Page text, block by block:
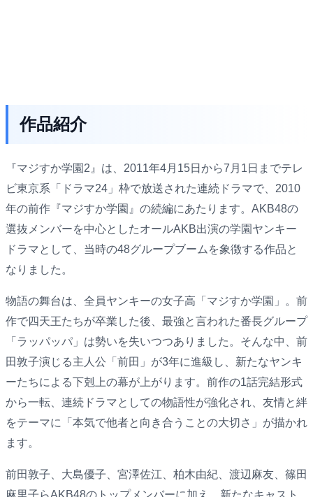
作品紹介
『マジすか学園2』は、2011年4月15日から7月1日までテレ
ビ東京系「ドラマ24」枠で放送された連続ドラマで、2010
年の前作『マジすか学園』の続編にあたります。AKB48の
選抜メンバーを中心としたオールAKB出演の学園ヤンキー
ドラマとして、当時の48グループブームを象徴する作品と
なりました。
物語の舞台は、全員ヤンキーの女子高「マジすか学園」。前
作で四天王たちが卒業した後、最強と言われた番長グループ
「ラッパッパ」は勢いを失いつつありました。そんな中、前
田敦子演じる主人公「前田」が3年に進級し、新たなヤンキ
ーたちによる下剋上の幕が上がります。前作の1話完結形式
から一転、連続ドラマとしての物語性が強化され、友情と絆
をテーマに「本気で他者と向き合うことの大切さ」が描かれ
ます。
前田敦子、大島優子、宮澤佐江、柏木由紀、渡辺麻友、篠田
麻里子らAKB48のトップメンバーに加え、新たなキャスト